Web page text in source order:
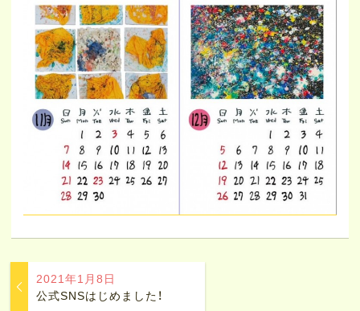
2021年1月8日
公式SNSはじめました！